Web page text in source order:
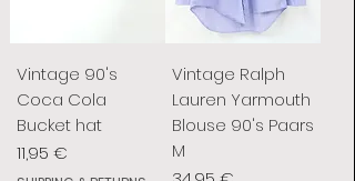
Vintage 90's
Coca Cola
Bucket hat
Prix
11,95 €
Vintage Ralph
Lauren Yarmouth
Blouse 90's Paars
M